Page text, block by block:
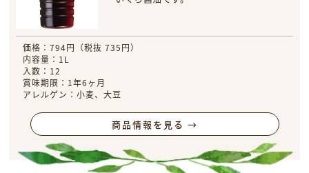
価格：794円（税抜 735円）
内容量：1L
入数：12
賞味期限：1年6ヶ月
アレルゲン：小麦、大豆
商品情報を見る →